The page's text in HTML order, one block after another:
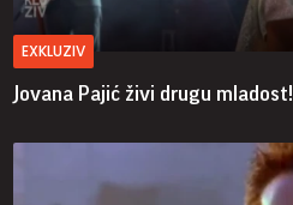
EXKLUZIV
Jovana Pajić živi drugu mladost!